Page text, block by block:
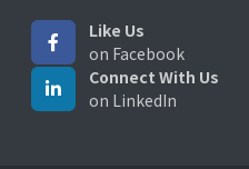
Like Us
on Facebook
Connect With Us
on LinkedIn